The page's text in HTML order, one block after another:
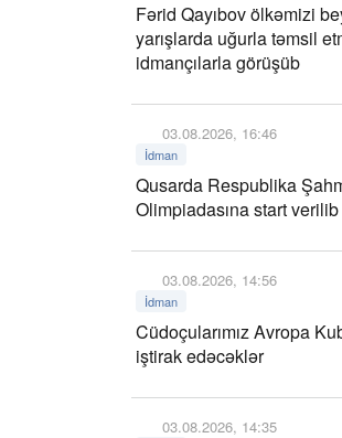
Fərid Qayıbov ölkəmizi
yarışlarda uğurla təmsil
idmançılarla görüşüb
03.08.2026, 16:46
İdman
Qusarda Respublika
Olimpiadasına start verilib
03.08.2026, 14:56
İdman
Cüdoçularımız Avropa
iştirak edəcəklər
03.08.2026, 14:35